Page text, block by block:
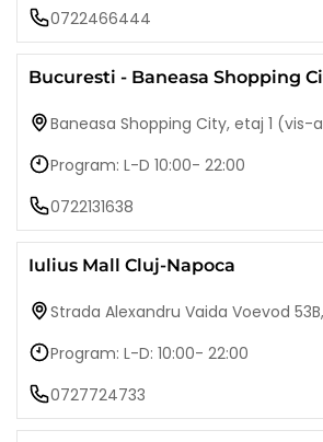
0722466444
Bucuresti - Baneasa Shopping
Baneasa Shopping City, etaj 1 (vis-
Program: L-D 10:00- 22:00
0722131638
Iulius Mall Cluj-Napoca
Strada Alexandru Vaida Voevod
Program: L-D: 10:00- 22:00
0727724733